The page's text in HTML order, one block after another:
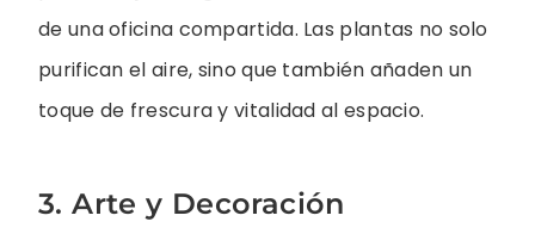
de una oficina compartida. Las plantas no solo
purifican el aire, sino que también añaden un
toque de frescura y vitalidad al espacio.
3. Arte y Decoración